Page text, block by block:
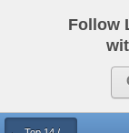
Follow